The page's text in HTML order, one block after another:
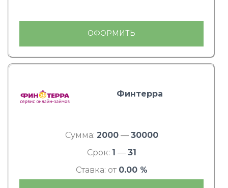
ОФОРМИТЬ
Финтерра
Сумма: 2000— 30000
Срок: 1 — 31
Ставка: от 0.00 %